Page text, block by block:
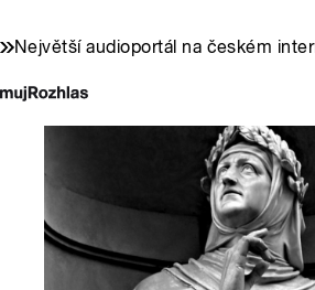
Největší audioportál na českém